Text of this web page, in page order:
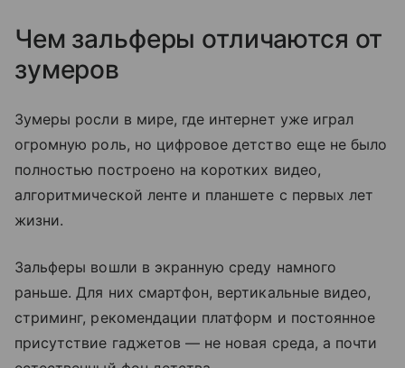
Чем зальферы отличаются от
зумеров
Зумеры росли в мире, где интернет уже играл
огромную роль, но цифровое детство еще не было
полностью построено на коротких видео,
алгоритмической ленте и планшете с первых лет
жизни.
Зальферы вошли в экранную среду намного
раньше. Для них смартфон, вертикальные видео,
стриминг, рекомендации платформ и постоянное
присутствие гаджетов — не новая среда, а почти